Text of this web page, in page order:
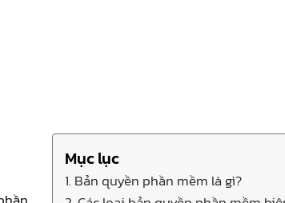
Mục lục
1. Bản quyền phần mềm là gì?